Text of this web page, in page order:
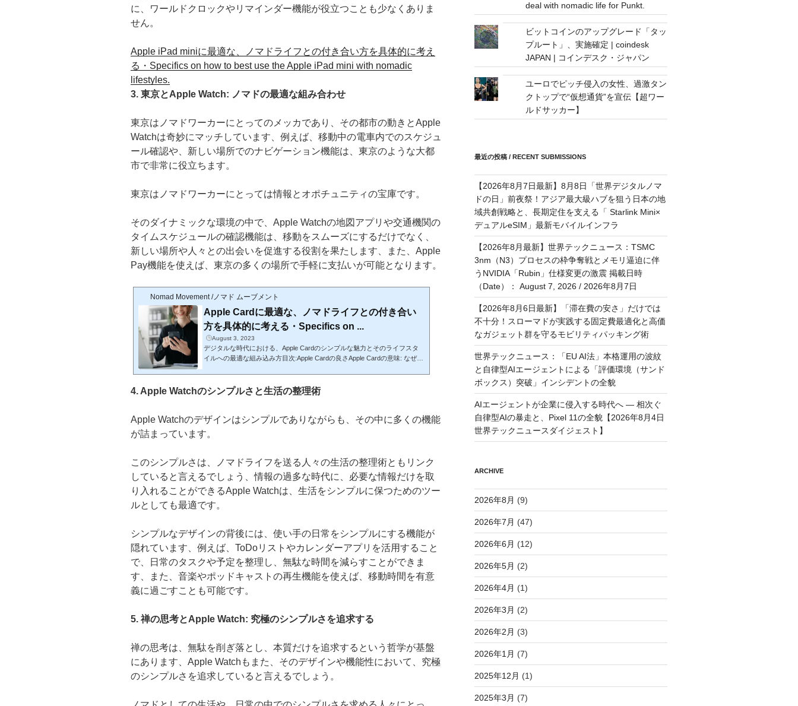
に、ワールドクロックやリマインダー機能が役立つことも少なくありま
せん。
Apple iPad miniに最適な、ノマドライフとの付き合い方を具体的に考え
る・Specifics on how to best use the Apple iPad mini with nomadic
lifestyles.
3. 東京とApple Watch: ノマドの最適な組み合わせ
東京はノマドワーカーにとってのメッカであり、その都市の動きとApple
Watchは奇妙にマッチしています、例えば、移動中の電車内でのスケジュ
ール確認や、新しい場所でのナビゲーション機能は、東京のような大都
市で非常に役立ちます。
東京はノマドワーカーにとっては情報とオポチュニティの宝庫です。
そのダイナミックな環境の中で、Apple Watchの地図アプリや交通機関の
タイムスケジュールの確認機能は、移動をスムーズにするだけでなく、
新しい場所や人々との出会いを促進する役割を果たします、また、Apple
Pay機能を使えば、東京の多くの場所で手軽に支払いが可能となります。
Nomad Movement /ノマド ムーブメント
Apple Cardに最適な、ノマドライフとの付き合い
方を具体的に考える・Specifics on ...
August 3, 2023
デジタルな時代における、Apple Cardのシンプルな魅力とそのライフスタ
イルへの最適な組み込み方目次:Apple Cardの良さApple Cardの意味: なぜ
e Cardの良さApple Cardは、デザイン、セキュリティ、利便性の3つのポイ
ントで多くの人々の注目を集めています、特にノマドライフスタイルを持
軽に支払いを行う大きな利点...
4. Apple Watchのシンプルさと生活の整理術
Apple Watchのデザインはシンプルでありながらも、その中に多くの機能
が詰まっています。
このシンプルさは、ノマドライフを送る人々の生活の整理術ともリンク
していると言えるでしょう、情報の過多な時代に、必要な情報だけを取
り入れることができるApple Watchは、生活をシンプルに保つためのツー
ルとしても最適です。
シンプルなデザインの背後には、使い手の日常をシンプルにする機能が
隠れています、例えば、ToDoリストやカレンダーアプリを活用すること
で、日常のタスクや予定を整理し、無駄な時間を減らすことができま
す、また、音楽やポッドキャストの再生機能を使えば、移動時間を有意
義に過ごすことも可能です。
5. 禅の思考とApple Watch: 究極のシンプルさを追求する
禅の思考は、無駄を削ぎ落とし、本質だけを追求するという哲学が基盤
にあります、Apple Watchもまた、そのデザインや機能性において、究極
のシンプルさを追求していると言えるでしょう。
deal with nomadic life for Punkt.
ビットコインのアップグレード「タッ
プルート」、実施確定 | coindesk
JAPAN | コインデスク・ジャパン
ユーロでピッチ侵入の女性、過激タン
クトップで“仮想通貨”を宣伝【超ワー
ルドサッカー】
最近の投稿 / RECENT SUBMISSIONS
【2026年8月7日最新】8月8日「世界デジタルノマ
ドの日」前夜祭！アジア最大級ハブを狙う日本の地
域共創戦略と、長期定住を支える「 Starlink Mini×
デュアルeSIM」最新モバイルインフラ
【2026年8月最新】世界テックニュース：TSMC
3nm（N3）プロセスの枠争奪戦とメモリ逼迫に伴
うNVIDIA「Rubin」仕様変更の激震 掲載日時
（Date）： August 7, 2026 / 2026年8月7日
【2026年8月6日最新】「滞在費の安さ」だけでは
不十分！スローマドが実践する固定費最適化と高価
なガジェット群を守るモビリティパッキング術
世界テックニュース：「EU AI法」本格運用の波紋
と自律型AIエージェントによる「評価環境（サンド
ボックス）突破」インシデントの全貌
AIエージェントが企業に侵入する時代へ — 相次ぐ
自律型AIの暴走と、Pixel 11の全貌【2026年8月4日
世界テックニュースダイジェスト】
ARCHIVE
2026年8月 (9)
2026年7月 (47)
2026年6月 (12)
2026年5月 (2)
2026年4月 (1)
2026年3月 (2)
2026年2月 (3)
2026年1月 (7)
2025年12月 (1)
2025年3月 (7)